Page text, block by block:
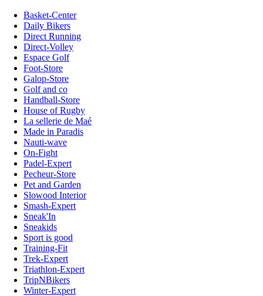
Basket-Center
Daily Bikers
Direct Running
Direct-Volley
Espace Golf
Foot-Store
Galop-Store
Golf and co
Handball-Store
House of Rugby
La sellerie de Maé
Made in Paradis
Nauti-wave
On-Fight
Padel-Expert
Pecheur-Store
Pet and Garden
Slowood Interior
Smash-Expert
Sneak'In
Sneakids
Sport is good
Training-Fit
Trek-Expert
Triathlon-Expert
TripNBikers
Winter-Expert